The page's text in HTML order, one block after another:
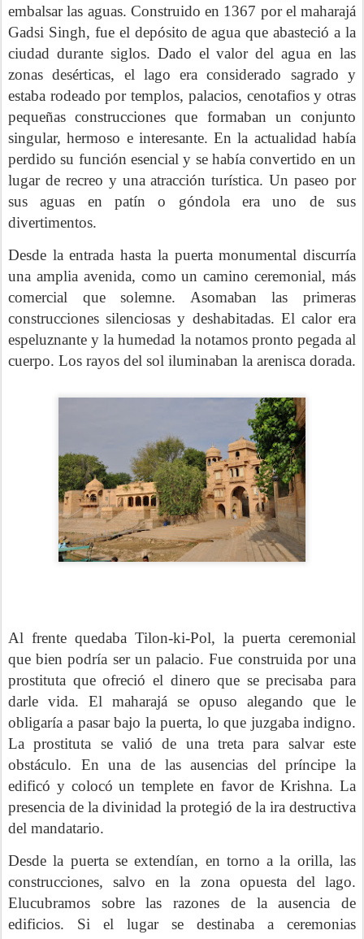
embalsar las aguas. Construido en 1367 por el maharajá
Gadsi Singh, fue el depósito de agua que abasteció a la
ciudad durante siglos. Dado el valor del agua en las
zonas desérticas, el lago era considerado sagrado y
estaba rodeado por templos, palacios, cenotafios y otras
pequeñas construcciones que formaban un conjunto
singular, hermoso e interesante. En la actualidad había
perdido su función esencial y se había convertido en un
lugar de recreo y una atracción turística. Un paseo por
sus aguas en patín o góndola era uno de sus
divertimentos.
Desde la entrada hasta la puerta monumental discurría
una amplia avenida, como un camino ceremonial, más
comercial que solemne. Asomaban las primeras
construcciones silenciosas y deshabitadas. El calor era
espeluznante y la humedad la notamos pronto pegada al
cuerpo. Los rayos del sol iluminaban la arenisca dorada.
Al frente quedaba Tilon-ki-Pol, la puerta ceremonial
que bien podría ser un palacio. Fue construida por una
prostituta que ofreció el dinero que se precisaba para
darle vida. El maharajá se opuso alegando que le
obligaría a pasar bajo la puerta, lo que juzgaba indigno.
La prostituta se valió de una treta para salvar este
obstáculo. En una de las ausencias del príncipe la
edificó y colocó un templete en favor de Krishna. La
presencia de la divinidad la protegió de la ira destructiva
del mandatario.
Desde la puerta se extendían, en torno a la orilla, las
construcciones, salvo en la zona opuesta del lago.
Elucubramos sobre las razones de la ausencia de
edificios. Si el lugar se destinaba a ceremonias